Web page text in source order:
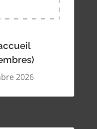
2026